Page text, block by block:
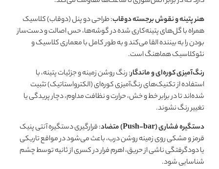
هنر پتینه و نقوش برجسته دوقاب: طراحی دو پنل (دوقاب) کلاسیک
همراه با گل‌های پتینه‌کاری شده در گوشه‌ها، حس اصالت و دست‌ساز
بودن را به بیننده القا می‌کند و به طور کامل با معماری کلاسیک و
نئوکلاسیک هماهنگ است.
رنگ‌آمیزی کوره‌ای و ماندگار: رنگ روشن زمینه و جزئیات پتینه، با
استفاده از تکنیک‌های رنگ‌آمیزی کوره‌ای (الکترواستاتیک) تثبیت
شده‌اند تا در برابر خط و خش، حرارت و نظافت مداوم، دچار پریدگی یا
تغییر رنگ نشوند.
دستگیره فشاری (Push-bar) متضاد
: قرارگیری دستگیره آنتی پنیک
قرمز و مشکی روی زمینه روشن درب، باعث می‌شود در مواقع تاریکی
یا دودگرفتگی ناشی از حریق، اهرم فرار در کسری از ثانیه توسط چشم
شناسایی شود.